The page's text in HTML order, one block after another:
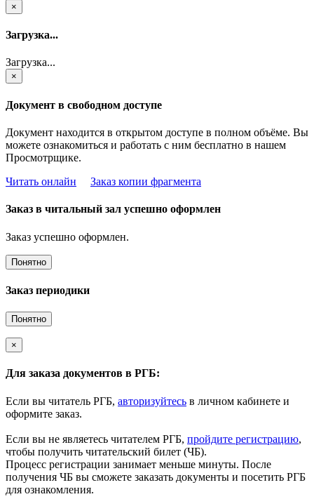
×
Загрузка...
Загрузка...
×
Документ в свободном доступе
Документ находится в открытом доступе в полном объёме. Вы
можете ознакомиться и работать с ним бесплатно в нашем
Просмотрщике.
Читать онлайн
Заказ копии фрагмента
Заказ в читальный зал успешно оформлен
Заказ успешно оформлен.
Понятно
Заказ периодики
Понятно
×
Для заказа документов в РГБ:
Если вы читатель РГБ, авторизуйтесь в личном кабинете и
оформите заказ.
Если вы не являетесь читателем РГБ, пройдите регистрацию,
чтобы получить читательский билет (ЧБ).
Процесс регистрации занимает меньше минуты. После
получения ЧБ вы сможете заказать документы и посетить РГБ
для ознакомления.